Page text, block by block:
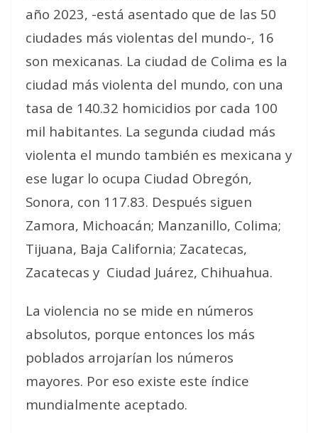
año 2023, -está asentado que de las 50
ciudades más violentas del mundo-, 16
son mexicanas. La ciudad de Colima es la
ciudad más violenta del mundo, con una
tasa de 140.32 homicidios por cada 100
mil habitantes. La segunda ciudad más
violenta el mundo también es mexicana y
ese lugar lo ocupa Ciudad Obregón,
Sonora, con 117.83. Después siguen
Zamora, Michoacán; Manzanillo, Colima;
Tijuana, Baja California; Zacatecas,
Zacatecas y Ciudad Juárez, Chihuahua.
La violencia no se mide en números
absolutos, porque entonces los más
poblados arrojarían los números
mayores. Por eso existe este índice
mundialmente aceptado.